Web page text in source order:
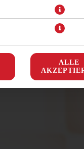
ALLE